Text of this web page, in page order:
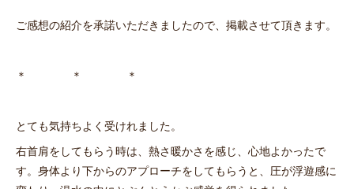
ご感想の紹介を承諾いただきましたので、掲載させて頂きます。
＊ ＊ ＊
とても気持ちよく受けれました。
右首肩をしてもらう時は、熱さ暖かさを感じ、心地よかったで
す。身体より下からのアプローチをしてもらうと、圧が浮遊感に